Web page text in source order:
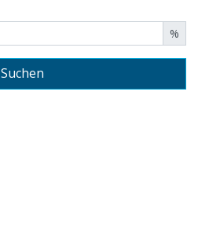
%
Suchen